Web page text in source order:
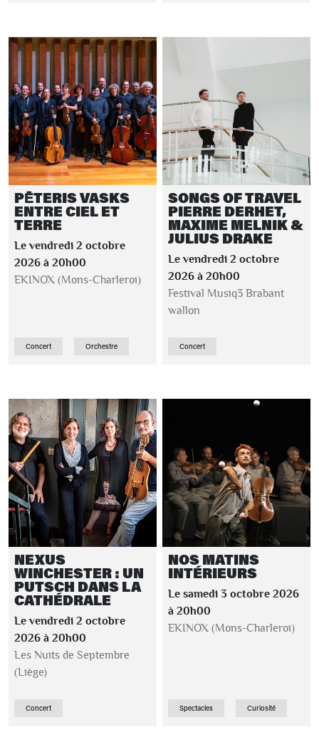
PĒTERIS VASKS
ENTRE CIEL ET
TERRE
Le vendredi 2 octobre
2026 à 20h00
EKINOX (Mons-Charleroi)
Concert Orchestre
SONGS OF TRAVEL
PIERRE DERHET,
MAXIME MELNIK &
JULIUS DRAKE
Le vendredi 2 octobre
2026 à 20h00
Festival Musiq3 Brabant
wallon
Concert
NEXUS
WINCHESTER : UN
PUTSCH DANS LA
CATHÉDRALE
Le vendredi 2 octobre
2026 à 20h00
Les Nuits de Septembre
(Liège)
Concert
NOS MATINS
INTÉRIEURS
Le samedi 3 octobre 2026
à 20h00
EKINOX (Mons-Charleroi)
Spectacles Curiosité